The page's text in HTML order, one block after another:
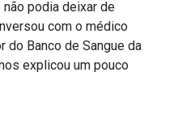
podia deixar de
com o médico
do Banco de Sangue da
explicou um pouco